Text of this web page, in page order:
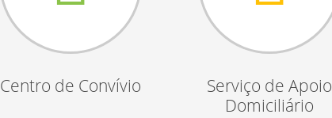
Centro de Convívio
Serviço de Apoio
Domiciliário